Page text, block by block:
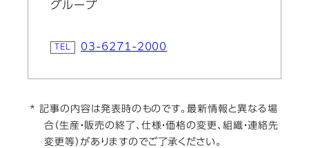
グループ
03-6271-2000
* 記事の内容は発表時のものです。最新情報と異なる場
合（生産・販売の終了、仕様・価格の変更、組織・連絡先
変更等）がありますのでご了承ください。